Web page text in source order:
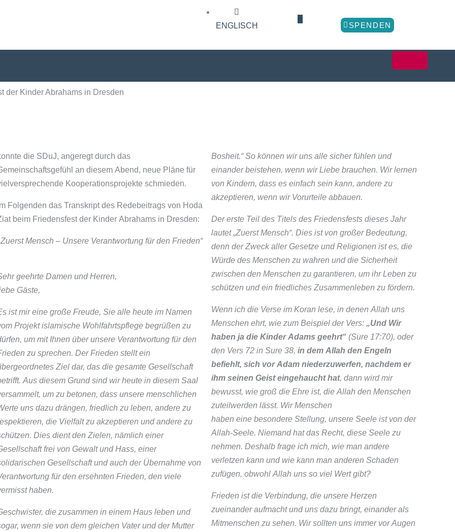
ENGLISCH SPENDEN
der Kinder Abrahams in Dresden
die SDuJ, angeregt durch das
an diesem Abend, neue Pläne für
Kooperationsprojekte schmieden.
Im Folgenden das Transkript des Redebeitrags von Hoda
beim Friedensfest der Kinder Abrahams in Dresden:
Mensch – Unsere Verantwortung für den Frieden“
geehrte Damen und Herren,
Gäste,
ist mir eine große Freude, Sie alle heute im Namen
Projekt islamische Wohlfahrtspflege begrüßen zu
um mit Ihnen über unsere Verantwortung für den
zu sprechen. Der Frieden stellt ein
Ziel dar, das die gesamte Gesellschaft
Aus diesem Grund sind wir heute in diesem Saal
um zu betonen, dass unsere menschlichen
uns dazu drängen, friedlich zu leben, andere zu
die Vielfalt zu akzeptieren und andere zu
Dies dient den Zielen, nämlich einer
frei von Gewalt und Hass, einer
Gesellschaft und auch der Übernahme von
für den ersehnten Frieden, den viele
haben.
die zusammen in einem Haus leben und
wenn sie von dem gleichen Vater und der Mutter
Bosheit.“ So können wir uns alle sicher fühlen und
einander beistehen, wenn wir Liebe brauchen. Wir lernen
von Kindern, dass es einfach sein kann, andere zu
akzeptieren, wenn wir Vorurteile abbauen.
Der erste Teil des Titels des Friedensfests dieses Jahr
lautet „Zuerst Mensch“. Dies ist von großer Bedeutung,
denn der Zweck aller Gesetze und Religionen ist es, die
Würde des Menschen zu wahren und die Sicherheit
zwischen den Menschen zu garantieren, um ihr Leben zu
schützen und ein friedliches Zusammenleben zu fördern.
Wenn ich die Verse im Koran lese, in denen Allah uns
Menschen ehrt, wie zum Beispiel der Vers: „Und Wir
haben ja die Kinder Adams geehrt“ (Sure 17:70), oder
den Vers 72 in Sure 38, in dem Allah den Engeln
befiehlt, sich vor Adam niederzuwerfen, nachdem er
ihm seinen Geist eingehaucht hat, dann wird mir
bewusst, wie groß die Ehre ist, die Allah den Menschen
zuteilwerden lässt. Wir Menschen
haben eine besondere Stellung, unsere Seele ist von der
Allah-Seele. Niemand hat das Recht, diese Seele zu
nehmen. Deshalb frage ich mich, wie man andere
verletzen kann und wie kann man anderen Schaden
zufügen, obwohl Allah uns so viel Wert gibt?
Frieden ist die Verbindung, die unsere Herzen
zueinander aufmacht und uns dazu bringt, einander als
Mitmenschen zu sehen. Wir sollten uns immer vor Augen